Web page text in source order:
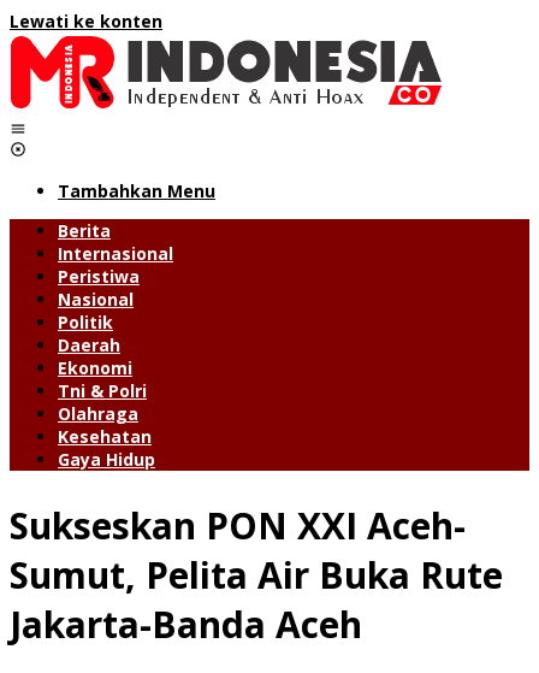
Lewati ke konten
Tambahkan Menu
Berita
Internasional
Peristiwa
Nasional
Politik
Daerah
Ekonomi
Tni & Polri
Olahraga
Kesehatan
Gaya Hidup
Sukseskan PON XXI Aceh-
Sumut, Pelita Air Buka Rute
Jakarta-Banda Aceh